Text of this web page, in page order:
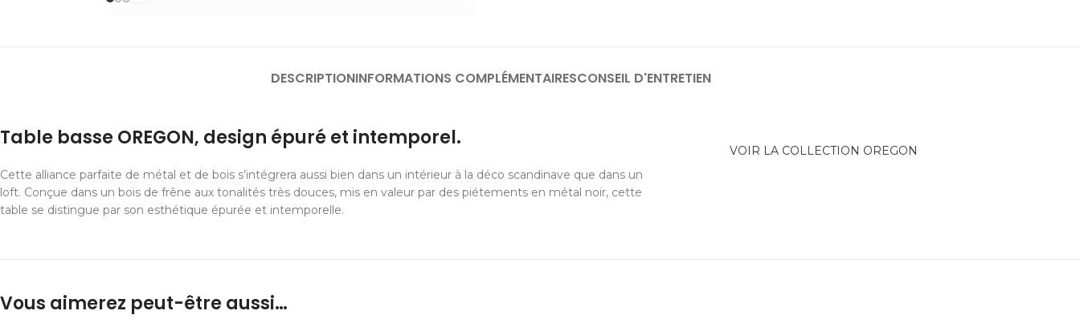
DESCRIPTIONINFORMATIONS COMPLÉMENTAIRESCONSEIL D'ENTRETIEN
Table basse OREGON, design épuré et intemporel.
Cette alliance parfaite de métal et de bois s’intégrera aussi bien dans un intérieur à la déco scandinave que dans un
loft. Conçue dans un bois de frêne aux tonalités très douces, mis en valeur par des piétements en métal noir, cette
table se distingue par son esthétique épurée et intemporelle.
VOIR LA COLLECTION OREGON
Vous aimerez peut-être aussi…